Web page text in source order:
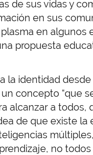
de sus vidas y
en sus
en algunos
propuesta
la identidad desde
concepto “que
alcanzar a todos,
de que existe la
no